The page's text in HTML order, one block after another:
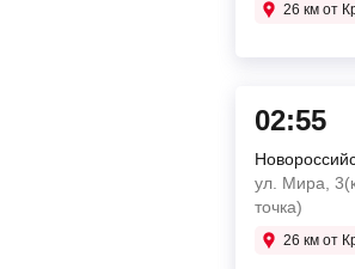
26 км от
02:55
ул. Мира,
точка)
26 км от